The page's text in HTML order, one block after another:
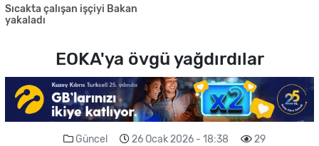
Sıcakta çalışan işçiyi Bakan
yakaladı
EOKA'ya övgü yağdırdılar
Güncel 26 Ocak 2026 - 18:38 29